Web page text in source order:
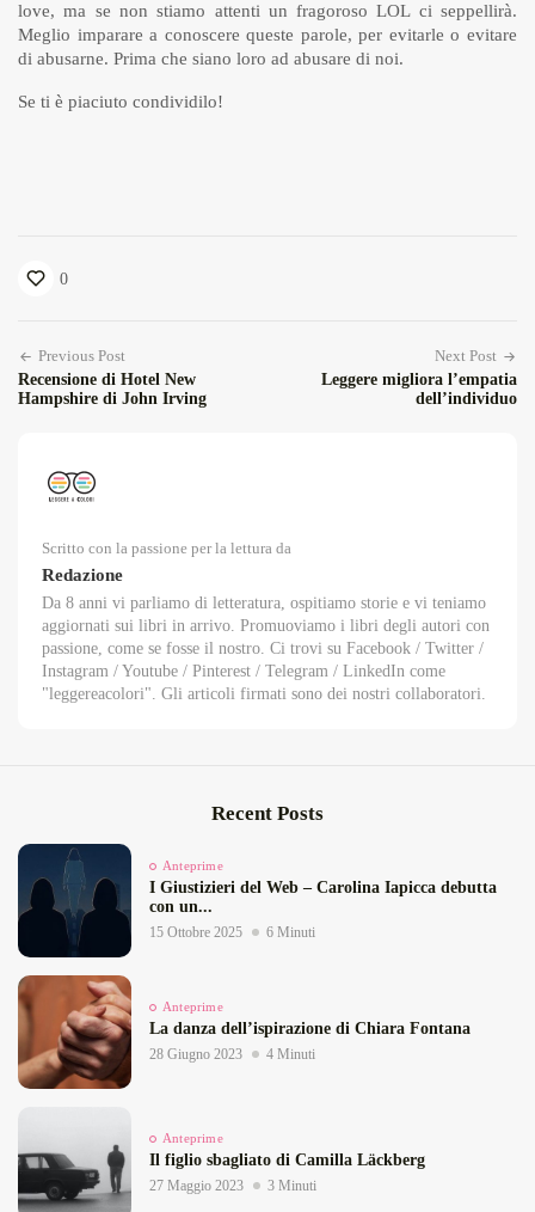
love, ma se non stiamo attenti un fragoroso LOL ci seppellirà.
Meglio imparare a conoscere queste parole, per evitarle o evitare
di abusarne. Prima che siano loro ad abusare di noi.
Se ti è piaciuto condividilo!
0
Previous Post
Recensione di Hotel New
Hampshire di John Irving
Next Post
Leggere migliora l’empatia
dell’individuo
Scritto con la passione per la lettura da
Redazione
Da 8 anni vi parliamo di letteratura, ospitiamo storie e vi teniamo
aggiornati sui libri in arrivo. Promuoviamo i libri degli autori con
passione, come se fosse il nostro. Ci trovi su Facebook / Twitter /
Instagram / Youtube / Pinterest / Telegram / LinkedIn come
"leggereacolori". Gli articoli firmati sono dei nostri collaboratori.
Recent Posts
Anteprime
I Giustizieri del Web – Carolina Iapicca debutta
con un...
15 Ottobre 2025 6 Minuti
Anteprime
La danza dell’ispirazione di Chiara Fontana
28 Giugno 2023 4 Minuti
Anteprime
Il figlio sbagliato di Camilla Läckberg
27 Maggio 2023 3 Minuti